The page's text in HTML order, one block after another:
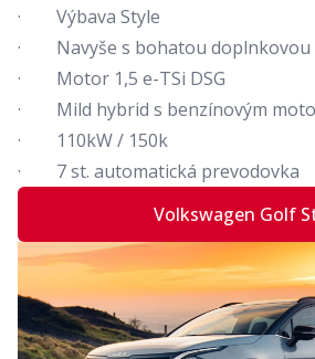
· Výbava Style
· Navyše s bohatou doplnkovou
· Motor 1,5 e-TSi DSG
· Mild hybrid s benzínovým
· 110kW / 150k
· 7 st. automatická prevodovka
Volkswagen Golf